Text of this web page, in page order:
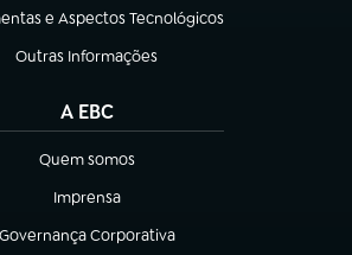
e Aspectos Tecnológicos
nova aba)
Outras Informações
(abre em nova aba)
A EBC
Quem somos
(abre em nova aba)
Imprensa
(abre em nova aba)
Governança Corporativa
(abre em nova aba)